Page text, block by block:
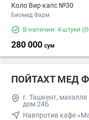
Коло Вир капс №30
Биомед Фарм
В наличии: 4 штуки
280 000 сум
ПОЙТАХТ МЕД
г. Ташкент,
дом 24Б
Навпротив кафе